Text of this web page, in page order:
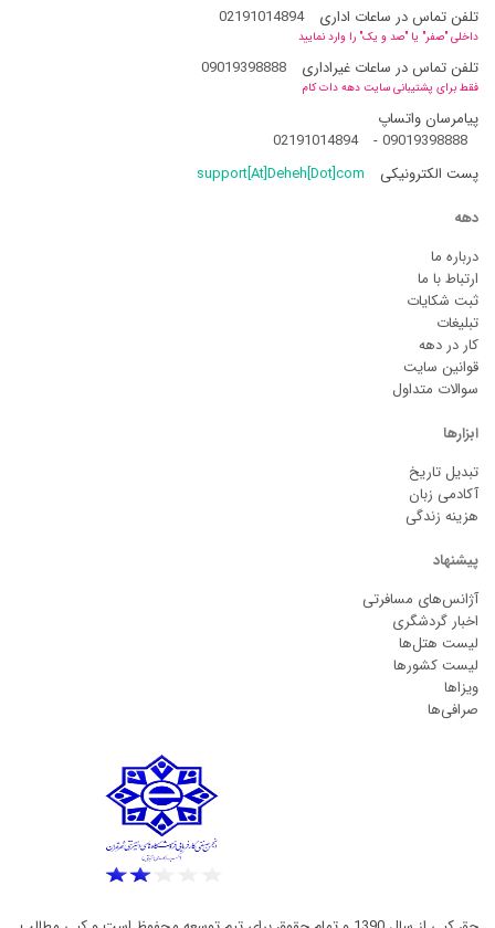
تلفن تماس در ساعات اداری
02191014894
داخلی "صفر" یا "صد و یک" را وارد نمایید
تلفن تماس در ساعات غیراداری 09019398888
فقط برای پشتیبانی سایت دهه دات کام
پیامرسان واتساپ
09019398888
-
02191014894
پست الکترونیکی
support[At]Deheh[Dot]com
دهه
درباره ما
ارتباط با ما
ثبت شکایات
تبلیغات
کار در دهه
قوانین سایت
سوالات متداول
ابزارها
تبدیل تاریخ
آکادمی زبان
هزینه زندگی
پیشنهاد
آژانس‌های مسافرتی
اخبار گردشگری
لیست هتل‌ها
لیست کشورها
ویزاها
صرافی‌ها